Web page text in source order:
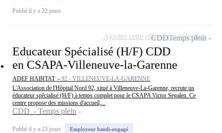
Publié il y a 22 jours
Educateur Spécialisé (H/F) CDD
en CSAPA-Villeneuve-la-Garenne
ADEF HABITAT - 92 - VILLENEUVE-LA-GARENNE
L'Association de l'Hôpital Nord 92, situé à Villeneuve-La-Garenne, recrute un
éducateur spécialisé (H/F) à temps complet pour le CSAPA Victor Segalen. Ce
centre propose des missions d'accueil,...
CDD - Temps plein
Publié il y a 23 jours Employeur handi-engagé
CDDTemps plein
Ajouter cette offre à ma sélection